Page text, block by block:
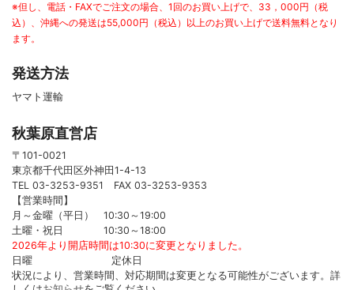
※但し、電話・FAXでご注文の場合、1回のお買い上げで、33，000円（税
込）、沖縄への発送は55,000円（税込）以上のお買い上げで送料無料となり
ます。
発送方法
ヤマト運輸
秋葉原直営店
〒101-0021
東京都千代田区外神田1-4-13
TEL 03-3253-9351 FAX 03-3253-9353
【営業時間】
月～金曜（平日） 10:30～19:00
土曜・祝日 10:30～18:00
2026年より開店時間は10:30に変更となりました。
日曜 定休日
状況により、営業時間、対応期間は変更となる可能性がございます。詳